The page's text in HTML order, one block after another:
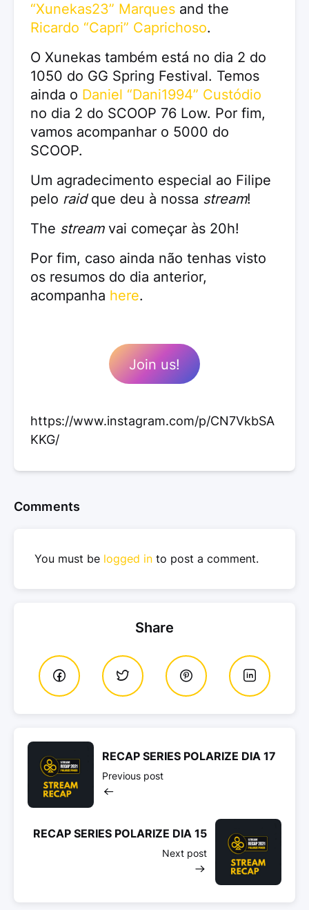
“Xunekas23” Marques and the
Ricardo “Capri” Caprichoso.
O Xunekas também está no dia 2 do
1050 do GG Spring Festival. Temos
ainda o Daniel “Dani1994” Custódio
no dia 2 do SCOOP 76 Low. Por fim,
vamos acompanhar o 5000 do
SCOOP.
Um agradecimento especial ao Filipe
pelo raidque deu à nossa stream!
The streamvai começar às 20h!
Por fim, caso ainda não tenhas visto
os resumos do dia anterior,
acompanha here.
Join us!
https://www.instagram.com/p/CN7VkbSA
KKG/
Comments
You must be logged in to post a comment.
Share
RECAP SERIES POLARIZE DIA 17
Previous post
RECAP SERIES POLARIZE DIA 15
Next post